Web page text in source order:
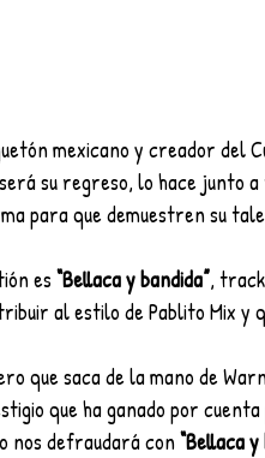
mexicano y creador del
su regreso, lo hace junto
para que demuestren su
es “Bellaca y bandida”,
al estilo de Pablito Mix y
que saca de la mano de
que ha ganado por
nos defraudará con “Bellaca